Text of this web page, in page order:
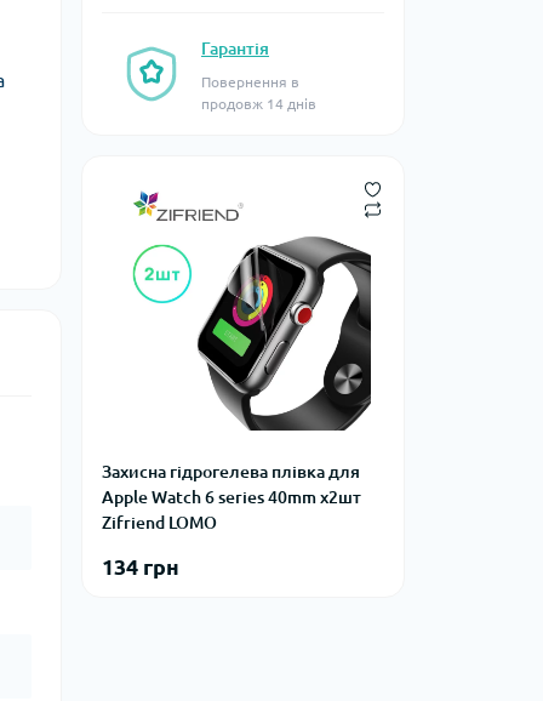
Гарантія
Повернення в
продовж 14 днів
Захисна гідрогелева плівка для
Apple Watch 6 series 40mm х2шт
Zifriend LOMO
134 грн